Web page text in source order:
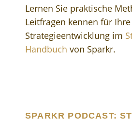
Lernen Sie praktische
Leitfragen kennen für Ihre
Strategieentwicklung im
Handbuch von Sparkr.
SPARKR PODCAST: